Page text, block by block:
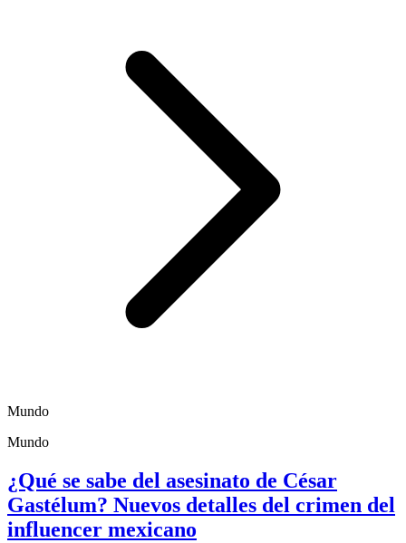
Mundo
Mundo
¿Qué se sabe del asesinato de César
Gastélum? Nuevos detalles del crimen del
influencer mexicano